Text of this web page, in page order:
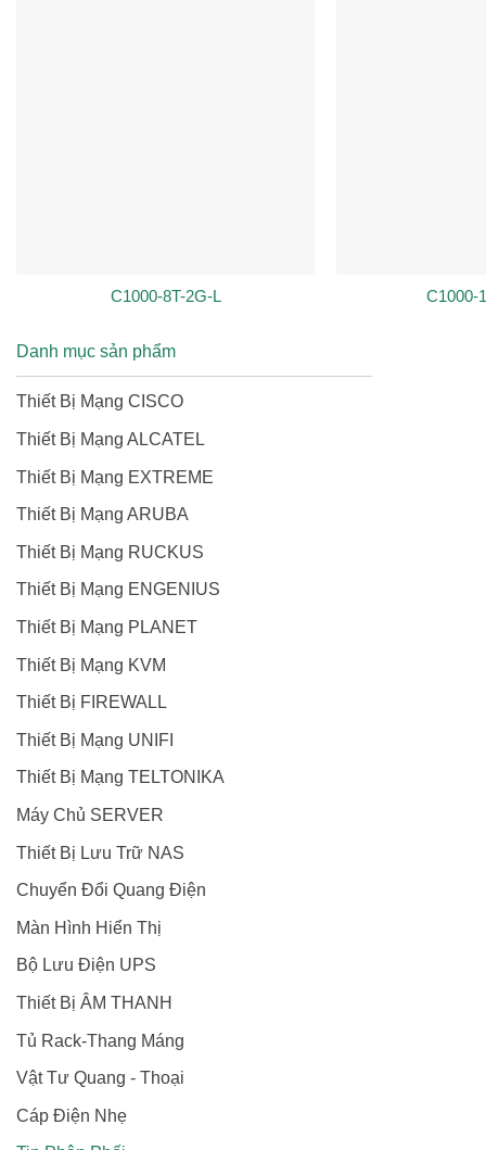
C1000-8T-2G-L C1000-
Danh mục sản phẩm
Thiết Bị Mạng CISCO
Thiết Bị Mạng ALCATEL
Thiết Bị Mạng EXTREME
Thiết Bị Mạng ARUBA
Thiết Bị Mạng RUCKUS
Thiết Bị Mạng ENGENIUS
Thiết Bị Mạng PLANET
Thiết Bị Mạng KVM
Thiết Bị FIREWALL
Thiết Bị Mạng UNIFI
Thiết Bị Mạng TELTONIKA
Máy Chủ SERVER
Thiết Bị Lưu Trữ NAS
Chuyển Đổi Quang Điện
Màn Hình Hiển Thị
Bộ Lưu Điện UPS
Thiết Bị ÂM THANH
Tủ Rack-Thang Máng
Vật Tư Quang - Thoại
Cáp Điện Nhẹ